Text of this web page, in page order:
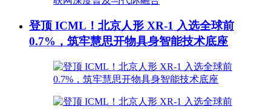
登顶 ICML！北京人形 XR-1 入选全球前
0.7%，筑牢慧思开物具身智能技术底座